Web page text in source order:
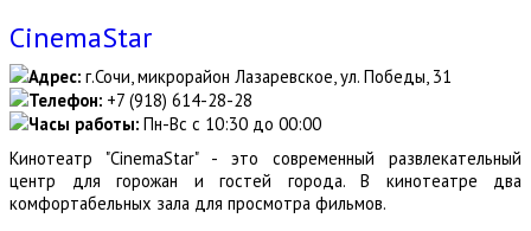
CinemaStar
Адрес: г.Сочи, микрорайон Лазаревское, ул. Победы, 31
Телефон: +7 (918) 614-28-28
Часы работы: Пн-Вс с 10:30 до 00:00
Кинотеатр "CinemaStar" - это современный развлекательный
центр для горожан и гостей города. В кинотеатре два
комфортабельных зала для просмотра фильмов.